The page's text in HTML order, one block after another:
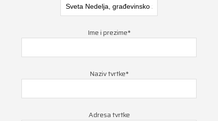
Ime i prezime*
Naziv tvrtke*
Adresa tvrtke